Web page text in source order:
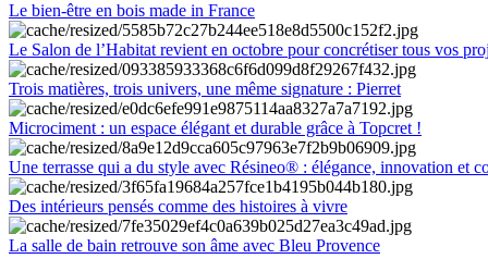
Le bien-être en bois made in France
Le Salon de l’Habitat revient en octobre pour concrétiser tous vos
Trois matières, trois univers, une même signature : Pierret
Microciment : un espace élégant et durable grâce à Topcret !
Une terrasse qui a du style avec Résineo® : élégance, innovation et
Des intérieurs pensés comme des histoires à vivre
La salle de bain retrouve son âme avec Bleu Provence